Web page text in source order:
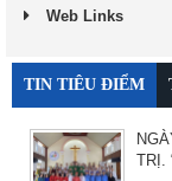
Web Links
TIN TIÊU ĐIỂM
TRỊ.